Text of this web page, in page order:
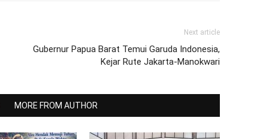
Next article
Gubernur Papua Barat Temui Garuda Indonesia,
Kejar Rute Jakarta-Manokwari
MORE FROM AUTHOR